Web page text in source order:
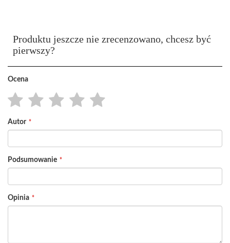
Produktu jeszcze nie zrecenzowano, chcesz być
pierwszy?
Ocena
star
stars
stars
stars
stars
Autor
Podsumowanie
Opinia